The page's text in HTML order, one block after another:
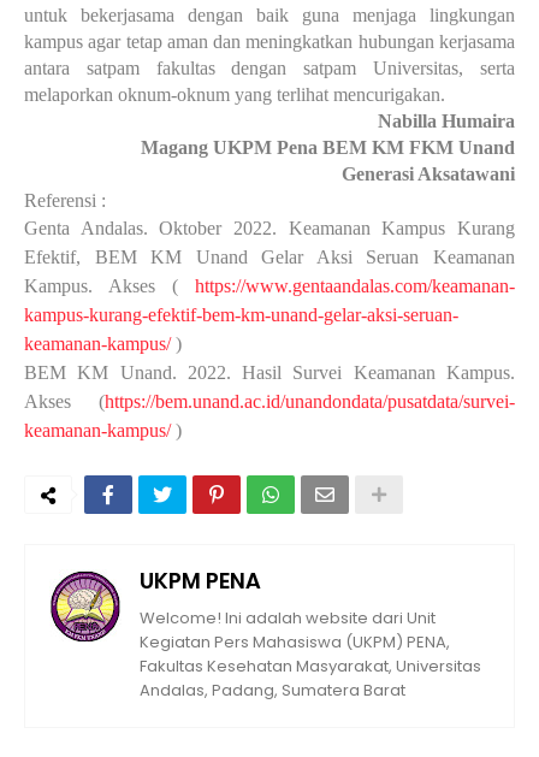
untuk bekerjasama dengan baik guna menjaga lingkungan
kampus agar tetap aman dan meningkatkan hubungan kerjasama
antara satpam fakultas dengan satpam Universitas, serta
melaporkan oknum-oknum yang terlihat mencurigakan.
Nabilla Humaira
Magang UKPM Pena BEM KM FKM Unand
Generasi Aksatawani
Referensi :
Genta Andalas. Oktober 2022. Keamanan Kampus Kurang
Efektif, BEM KM Unand Gelar Aksi Seruan Keamanan
Kampus. Akses ( https://www.gentaandalas.com/keamanan-
kampus-kurang-efektif-bem-km-unand-gelar-aksi-seruan-
keamanan-kampus/)
BEM KM Unand. 2022. Hasil Survei Keamanan Kampus.
Akses (https://bem.unand.ac.id/unandondata/pusatdata/survei-
keamanan-kampus/)
UKPM PENA
Welcome! Ini adalah website dari Unit
Kegiatan Pers Mahasiswa (UKPM) PENA,
Fakultas Kesehatan Masyarakat, Universitas
Andalas, Padang, Sumatera Barat